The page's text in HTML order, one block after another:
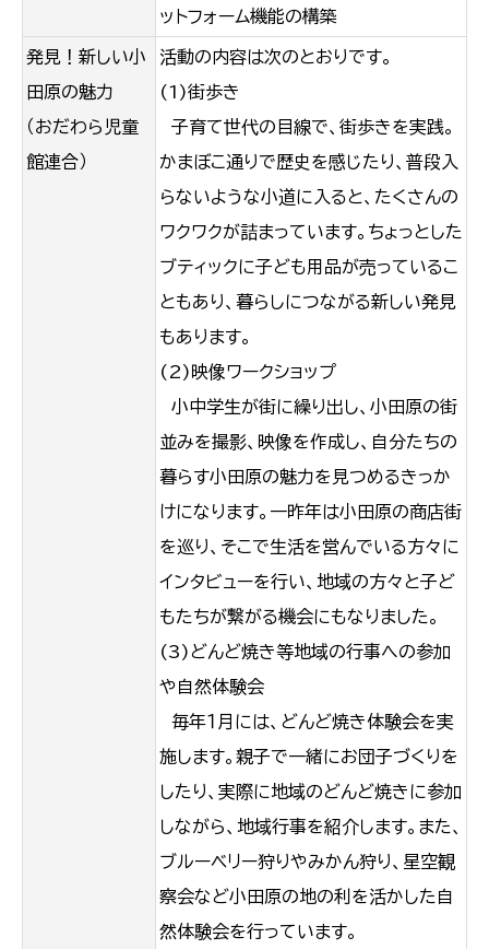
ットフォーム機能の構築
発見！新しい小
田原の魅力
（おだわら児童
館連合）
活動の内容は次のとおりです。
(1)街歩き
子育て世代の目線で、街歩きを実践。
かまぼこ通りで歴史を感じたり、普段入
らないような小道に入ると、たくさんの
ワクワクが詰まっています。ちょっとした
ブティックに子ども用品が売っているこ
ともあり、暮らしにつながる新しい発見
もあります。
(2)映像ワークショップ
小中学生が街に繰り出し、小田原の街
並みを撮影、映像を作成し、自分たちの
暮らす小田原の魅力を見つめるきっか
けになります。一昨年は小田原の商店街
を巡り、そこで生活を営んでいる方々に
インタビューを行い、地域の方々と子ど
もたちが繋がる機会にもなりました。
(3)どんど焼き等地域の行事への参加
や自然体験会
毎年１月には、どんど焼き体験会を実
施します。親子で一緒にお団子づくりを
したり、実際に地域のどんど焼きに参加
しながら、地域行事を紹介します。また、
ブルーベリー狩りやみかん狩り、星空観
察会など小田原の地の利を活かした自
然体験会を行っています。